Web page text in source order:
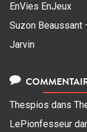
EnVies EnJeux
Suzon Beaussant
Jarvin
Thespios dans
LePionfesseur